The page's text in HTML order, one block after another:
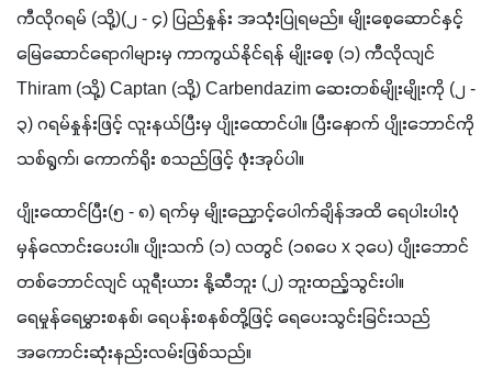
ကီလိုဂရမ် (သို့)(၂ - ၄) ပြည်နှုန်း အသုံးပြုရမည်။ မျိုးစေ့ဆောင်နှင့်
မြေဆောင်ရောဂါများမှ ကာကွယ်နိုင်ရန် မျိုးစေ့ (၁) ကီလိုလျင်
Thiram (သို့) Captan (သို့) Carbendazim ဆေးတစ်မျိုးမျိုးကို (၂ -
၃) ဂရမ်နှုန်းဖြင့် လူးနယ်ပြီးမှ ပျိုးထောင်ပါ။ ပြီးနောက် ပျိုးဘောင်ကို
သစ်ရွက်၊ ကောက်ရိုး စသည်ဖြင့် ဖုံးအုပ်ပါ။
ပျိုးထောင်ပြီး(၅ - ၈) ရက်မှ မျိုးညှောင့်ပေါက်ချိန်အထိ ရေပါးပါးပုံ
မှန်လောင်းပေးပါ။ ပျိုးသက် (၁) လတွင် (၁၈ပေ x ၃ပေ) ပျိုးဘောင်
တစ်ဘောင်လျင် ယူရီးယား နို့ဆီဘူး (၂) ဘူးထည့်သွင်းပါ။
ရေမှုန်ရေမွှားစနစ်၊ ရေပန်းစနစ်တို့ဖြင့် ရေပေးသွင်းခြင်းသည်
အကောင်းဆုံးနည်းလမ်းဖြစ်သည်။